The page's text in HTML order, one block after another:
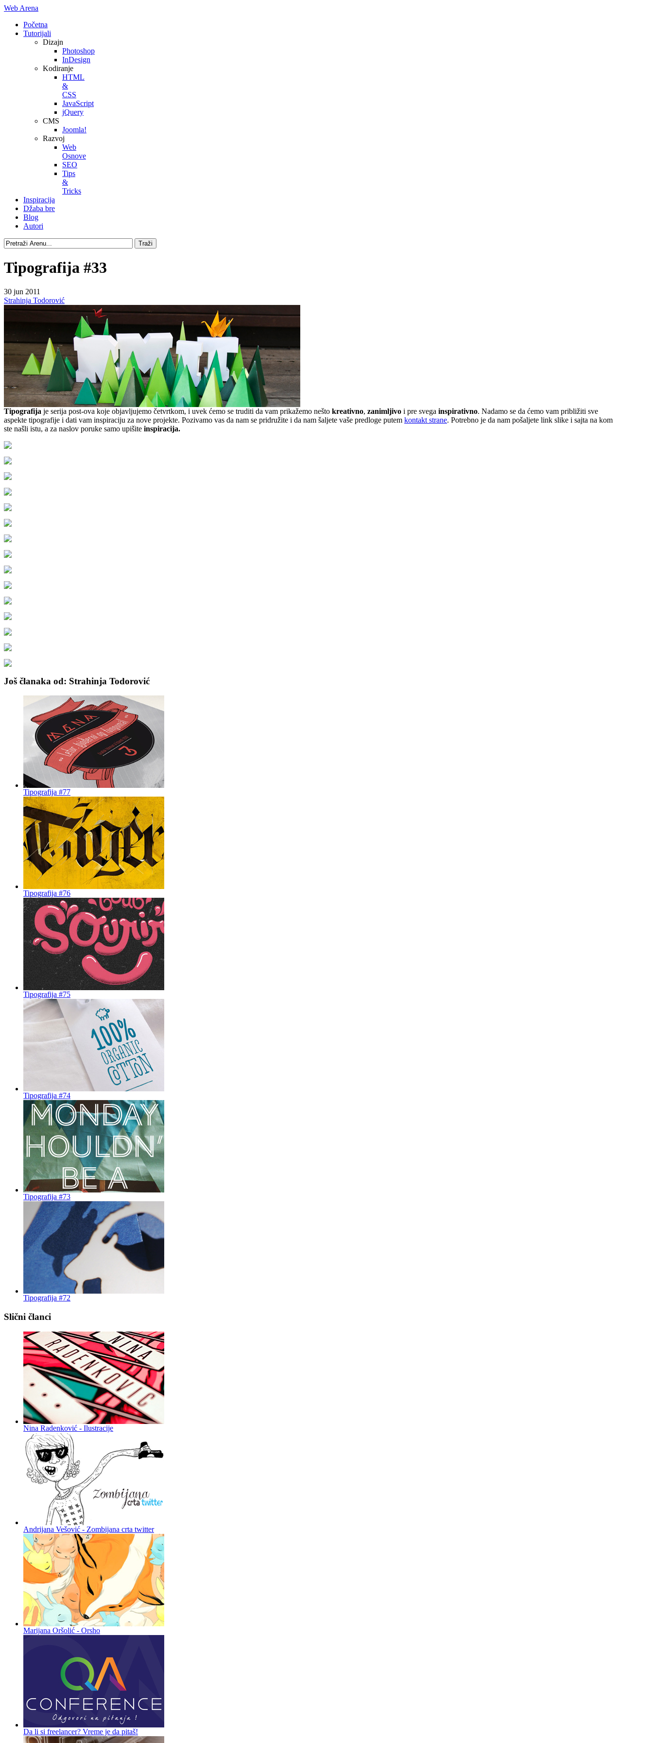
Web Arena
Početna
Tutorijali
Dizajn
Photoshop
InDesign
Kodiranje
HTML
&
CSS
JavaScript
jQuery
CMS
Joomla!
Razvoj
Web
Osnove
SEO
Tips
&
Tricks
Inspiracija
Džaba bre
Blog
Autori
Tipografija #33
30 jun 2011
Strahinja Todorović
Tipografija je serija post-ova koje objavljujemo četvrtkom, i uvek ćemo se truditi da vam prikažemo nešto kreativno, zanimljivo i pre svega inspirativno. Nadamo se da ćemo vam približiti sve
aspekte tipografije i dati vam inspiraciju za nove projekte. Pozivamo vas da nam se pridružite i da nam šaljete vaše predloge putem kontakt strane. Potrebno je da nam pošaljete link slike i sajta na kom
ste našli istu, a za naslov poruke samo upišite inspiracija.
Još članaka od: Strahinja Todorović
Tipografija #77
Tipografija #76
Tipografija #75
Tipografija #74
Tipografija #73
Tipografija #72
Slični članci
Nina Radenković - Ilustracije
Andrijana Vešović - Zombijana crta twitter
Marijana Oršolić - Orsho
Da li si freelancer? Vreme je da pitaš!